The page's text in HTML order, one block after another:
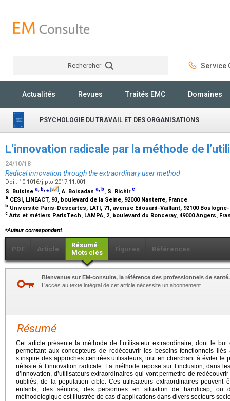
Rechercher Service
Actualités Revues Traités EMC Domaines
PSYCHOLOGIE DU TRAVAIL ET DES ORGANISATIONS
L’innovation radicale par la méthode de
24/10/18
Radical innovation through the extraordinary user method
Doi : 10.1016/j.pto.2017.11.001
S. Buisine a, b,⁎ , A. Boisadan a, b, S. Richirc
a CESI, LINEACT, 93, boulevard de la Seine, 92000 Nanterre, France
b Université Paris-Descartes, LATI, 71, avenue Edouard-Vaillant, 92100
c Arts et métiers ParisTech, LAMPA, 2, boulevard du Ronceray, 49000 Angers,
⁎Auteur correspondant.
PDF Article
Résumé
Mots clés
Figures Références
Bienvenue sur EM-consulte, la référence des professionnels de santé.
L’accès au texte intégral de cet article nécessite un abonnement.
Résumé
Cet article présente la méthode de l’utilisateur extraordinaire, dont le
permettant aux concepteurs de redécouvrir les besoins fonctionnels
s’inspire des approches centrées utilisateurs, tout en cherchant à éviter le
néfaste à l’innovation radicale. La méthode repose sur l’inclusion, dans
d’innovation, d’utilisateurs extraordinaires qui vont permettre de
oubliés, de la population cible. Ces utilisateurs extraordinaires peuvent
enfants, des séniors, des personnes en situation de handicap, ou
méthodologique est illustrée de cas d’applications dans divers secteurs